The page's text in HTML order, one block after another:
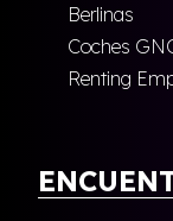
Berlinas
Coches
Renting